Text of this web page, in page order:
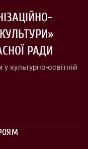
РАДИ
культурно-освітній